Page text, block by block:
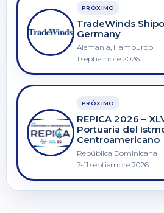
PRÓXIMO
TradeWinds
Germany
Alemania, Hamburgo
1 septiembre 2026
PRÓXIMO
REPICA 2026 –
Portuaria del
Centroamericano
República Dominicana
7-11 septiembre 2026